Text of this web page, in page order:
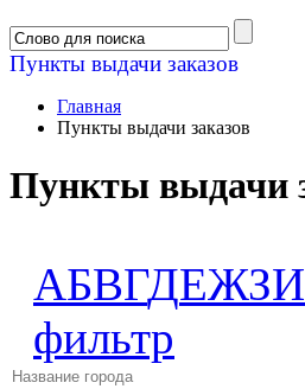
Пункты выдачи заказов
Главная
Пункты выдачи заказов
Пункты выдачи
АБВГДЕЖЗИ
фильтр